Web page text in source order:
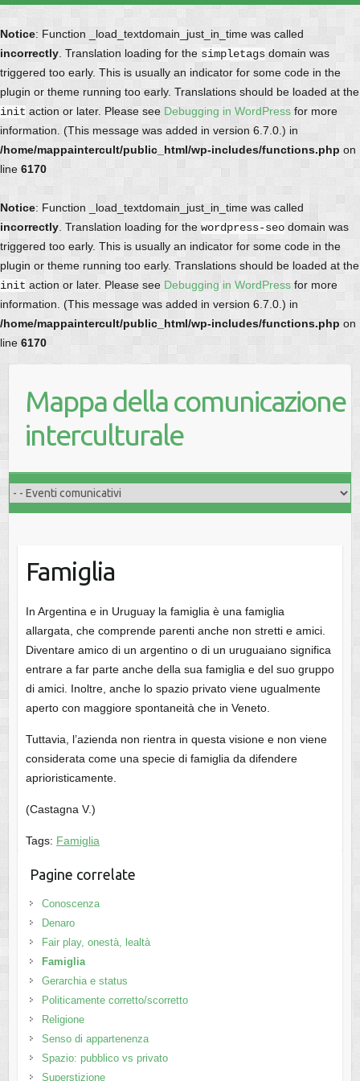
Notice: Function _load_textdomain_just_in_time was called
incorrectly . Translation loading for the simpletags domain was
triggered too early. This is usually an indicator for some code in the
plugin or theme running too early. Translations should be loaded at the
init action or later. Please see Debugging in WordPress for more
information. (This message was added in version 6.7.0.) in
/home/mappaintercult/public_html/wp-includes/functions.php on
line 6170
Notice: Function _load_textdomain_just_in_time was called
incorrectly . Translation loading for the wordpress-seo domain was
triggered too early. This is usually an indicator for some code in the
plugin or theme running too early. Translations should be loaded at the
init action or later. Please see Debugging in WordPress for more
information. (This message was added in version 6.7.0.) in
/home/mappaintercult/public_html/wp-includes/functions.php on
line 6170
Mappa della comunicazione
interculturale
Famiglia
In Argentina e in Uruguay la famiglia è una famiglia
allargata, che comprende parenti anche non stretti e amici.
Diventare amico di un argentino o di un uruguaiano significa
entrare a far parte anche della sua famiglia e del suo gruppo
di amici. Inoltre, anche lo spazio privato viene ugualmente
aperto con maggiore spontaneità che in Veneto.
Tuttavia, l’azienda non rientra in questa visione e non viene
considerata come una specie di famiglia da difendere
aprioristicamente.
(Castagna V.)
Tags: Famiglia
Pagine correlate
Conoscenza
Denaro
Fair play, onestà, lealtà
Famiglia
Gerarchia e status
Politicamente corretto/scorretto
Religione
Senso di appartenenza
Spazio: pubblico vs privato
Superstizione